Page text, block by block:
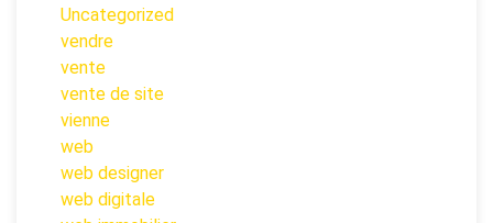
Uncategorized
vendre
vente
vente de site
vienne
web
web designer
web digitale